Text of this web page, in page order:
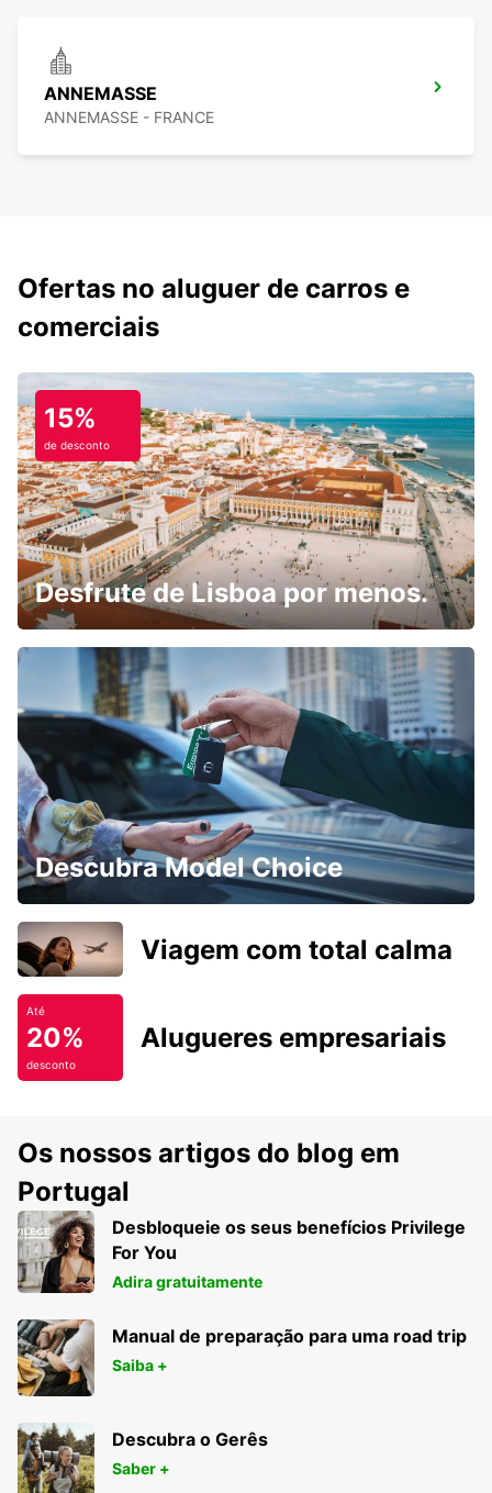
ANNEMASSE
ANNEMASSE - FRANCE
Ofertas no aluguer de carros e
comerciais
15%
de desconto
Desfrute de Lisboa por menos.
Descubra Model Choice
Viagem com total calma
Até
20%
desconto
Alugueres empresariais
Os nossos artigos do blog em
Portugal
Desbloqueie os seus benefícios Privilege
For You
Adira gratuitamente
Manual de preparação para uma road trip
Saiba +
Descubra o Gerês
Saber +